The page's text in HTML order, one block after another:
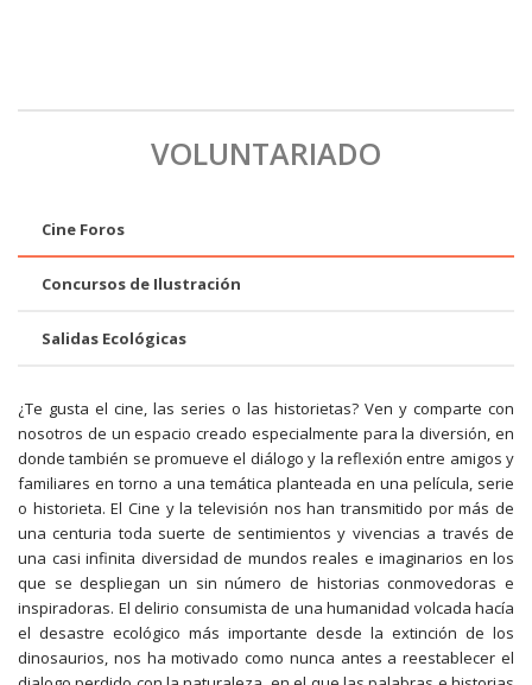
VOLUNTARIADO
Cine Foros
Concursos de Ilustración
Salidas Ecológicas
¿Te gusta el cine, las series o las historietas? Ven y comparte con
nosotros de un espacio creado especialmente para la diversión, en
donde también se promueve el diálogo y la reflexión entre amigos y
familiares en torno a una temática planteada en una película, serie
o historieta. El Cine y la televisión nos han transmitido por más de
una centuria toda suerte de sentimientos y vivencias a través de
una casi infinita diversidad de mundos reales e imaginarios en los
que se despliegan un sin número de historias conmovedoras e
inspiradoras. El delirio consumista de una humanidad volcada hacía
el desastre ecológico más importante desde la extinción de los
dinosaurios, nos ha motivado como nunca antes a reestablecer el